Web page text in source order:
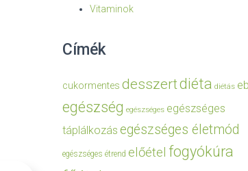
Vitaminok
Címék
cukormentes desszertdiéta diétás
egészség egészséges egészséges
táplálkozás egészséges életmód
egészséges étrend előétel fogyókúra